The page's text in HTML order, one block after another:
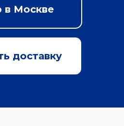
Москве
доставку